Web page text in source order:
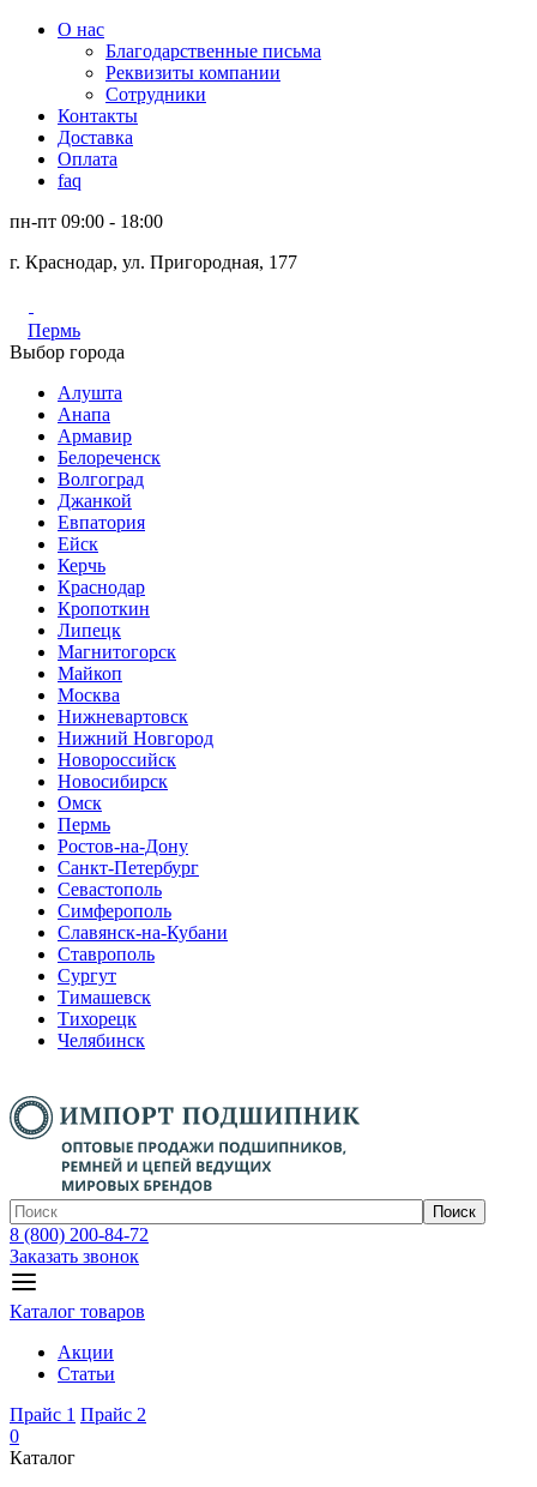
О нас
Благодарственные письма
Реквизиты компании
Сотрудники
Контакты
Доставка
Оплата
faq
пн-пт 09:00 - 18:00
г. Краснодар, ул. Пригородная, 177
Пермь
Выбор города
Алушта
Анапа
Армавир
Белореченск
Волгоград
Джанкой
Евпатория
Ейск
Керчь
Краснодар
Кропоткин
Липецк
Магнитогорск
Майкоп
Москва
Нижневартовск
Нижний Новгород
Новороссийск
Новосибирск
Омск
Пермь
Ростов-на-Дону
Санкт-Петербург
Севастополь
Симферополь
Славянск-на-Кубани
Ставрополь
Сургут
Тимашевск
Тихорецк
Челябинск
Поиск
8 (800) 200-84-72
Заказать звонок
Каталог товаров
Акции
Статьи
Прайс 1 Прайс 2
0
Каталог